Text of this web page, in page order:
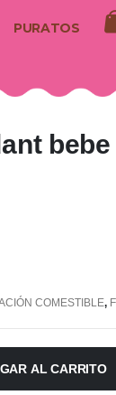
PURATOS
COMESTIBLE,
AL CARRITO